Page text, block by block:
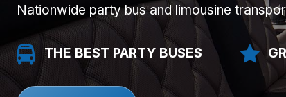
Nationwide party bus and limousine
THE BEST PARTY BUSES